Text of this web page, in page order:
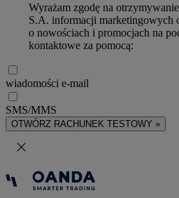
Wyrażam zgodę na
S.A. informacji marketingowych
o nowościach i promocjach na
kontaktowe za pomocą:
wiadomości e-mail
SMS/MMS
OTWÓRZ RACHUNEK TESTOWY »